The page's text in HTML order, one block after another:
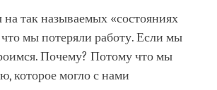
так называемых «состояниях
мы потеряли работу. Если мы
Почему? Потому что мы
которое могло с нами